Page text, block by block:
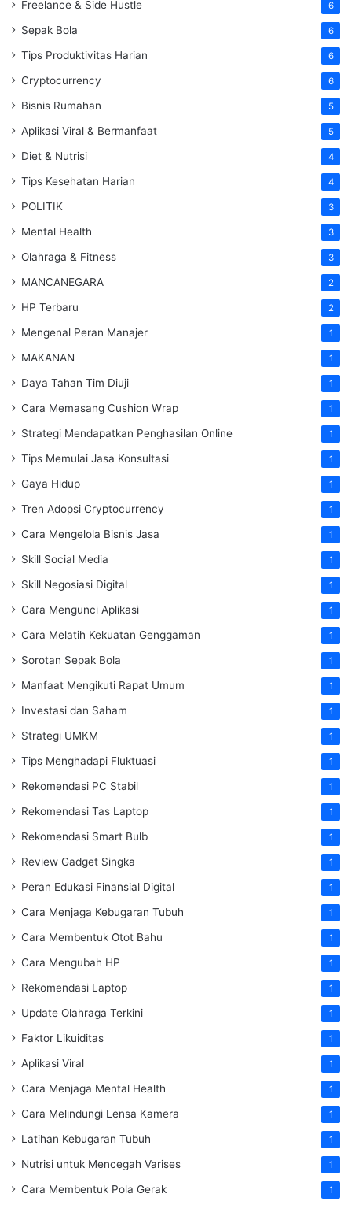
Freelance & Side Hustle 6
Sepak Bola 6
Tips Produktivitas Harian 6
Cryptocurrency 6
Bisnis Rumahan 5
Aplikasi Viral & Bermanfaat 5
Diet & Nutrisi 4
Tips Kesehatan Harian 4
POLITIK 3
Mental Health 3
Olahraga & Fitness 3
MANCANEGARA 2
HP Terbaru 2
Mengenal Peran Manajer 1
MAKANAN 1
Daya Tahan Tim Diuji 1
Cara Memasang Cushion Wrap 1
Strategi Mendapatkan Penghasilan Online 1
Tips Memulai Jasa Konsultasi 1
Gaya Hidup 1
Tren Adopsi Cryptocurrency 1
Cara Mengelola Bisnis Jasa 1
Skill Social Media 1
Skill Negosiasi Digital 1
Cara Mengunci Aplikasi 1
Cara Melatih Kekuatan Genggaman 1
Sorotan Sepak Bola 1
Manfaat Mengikuti Rapat Umum 1
Investasi dan Saham 1
Strategi UMKM 1
Tips Menghadapi Fluktuasi 1
Rekomendasi PC Stabil 1
Rekomendasi Tas Laptop 1
Rekomendasi Smart Bulb 1
Review Gadget Singka 1
Peran Edukasi Finansial Digital 1
Cara Menjaga Kebugaran Tubuh 1
Cara Membentuk Otot Bahu 1
Cara Mengubah HP 1
Rekomendasi Laptop 1
Update Olahraga Terkini 1
Faktor Likuiditas 1
Aplikasi Viral 1
Cara Menjaga Mental Health 1
Cara Melindungi Lensa Kamera 1
Latihan Kebugaran Tubuh 1
Nutrisi untuk Mencegah Varises 1
Cara Membentuk Pola Gerak 1